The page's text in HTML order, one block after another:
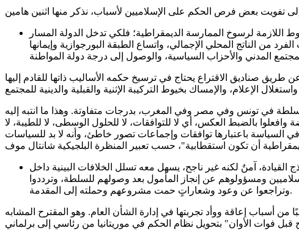
اللازمة لرسوخ الممارسة الديمقراطية؛ فلكي تدخل الدولة المسار
من الناتج المحلي الإجمالي، واتساع الطبقة البورجوازية وإيمانها
طريق صناديق الاقتراع يحتاج في ترسيخ حكمه الأساليب ذاتها للقادم إليها
في تونس وفي مصر وفي المغرب، بدرجات متفاوتة. وهذا ما انتبه إليه
بالضبط العكس، أي لا للتوافقات، لا للحلول الوسطى، لا للطيبة، لا
السياسة باعتبارها توافقات وإجماعات تصور خاطئ، وأنه لا بد للسياسات
القيادة، آمنٌ لكنه غير ناجح، يسهل معه تسلل الخلافات البينية داخل
ومسؤولوهم عن إنجاز المأمول بعد وصولهم للسلطة، وترددوا
وتراجعوا عن وعود وشعاراتٍ حمت مشروعهم وحملته إلى المقدمة.
أسباب إعاقة ووأد تجربتها في إدارة الشأن العام. وهو المقترح المشابه